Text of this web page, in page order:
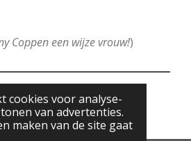
cookies voor analyse-
van advertenties.
maken van de site gaat
Coppen een wijze vrouw!)